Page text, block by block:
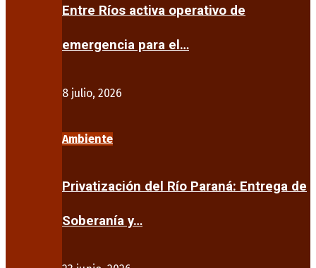
Entre Ríos activa operativo de
emergencia para el…
8 julio, 2026
Ambiente
Privatización del Río Paraná: Entrega de
Soberanía y…